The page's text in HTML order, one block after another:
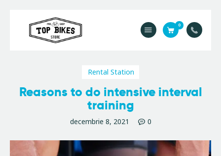
0
Contact
Rental Station
Reasons to do intensive interval
training
decembrie 8, 2021 0